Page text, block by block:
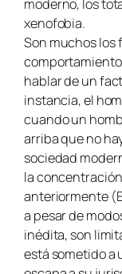
moderno, los
xenofobia.
Son muchos los
hablar de un
instancia, el
cuando un
arriba que no
sociedad
la
anteriormente
a pesar de
inédita, son
está sometido a